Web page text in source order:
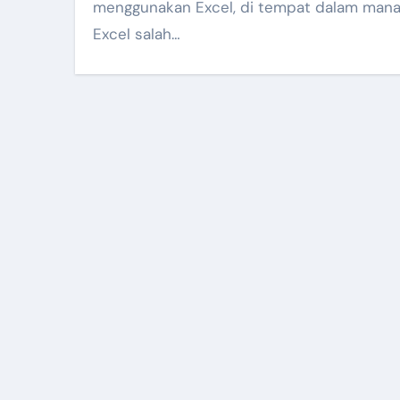
menggunakan Excel, di tempat dalam mana
Excel salah…